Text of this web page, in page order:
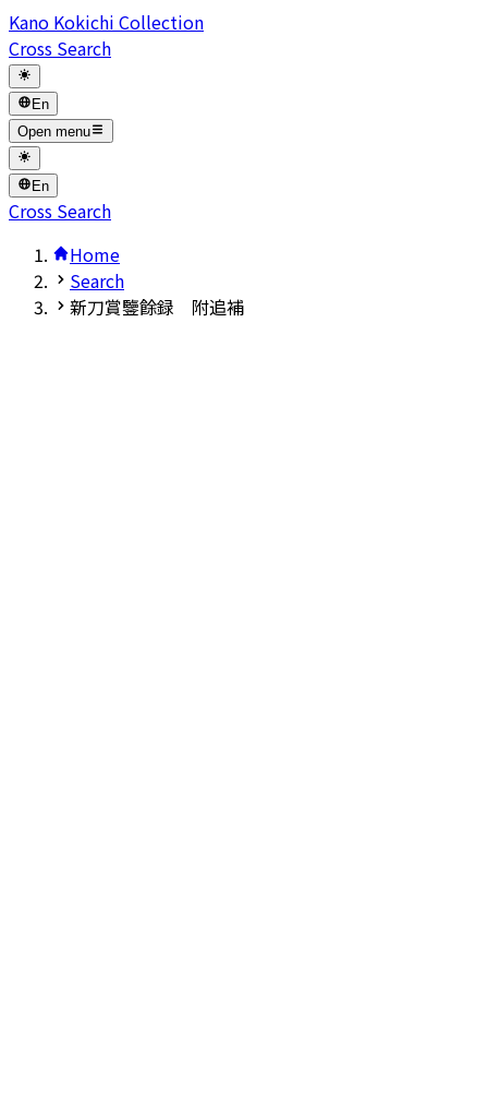
Kano Kokichi Collection
Cross Search
En
Open menu
En
Cross Search
Home
Search
新刀賞鑒餘録 附追補